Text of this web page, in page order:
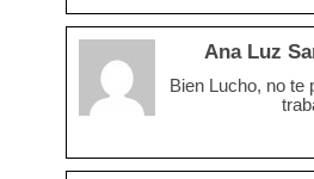
Ana Luz
Bien Lucho, no te